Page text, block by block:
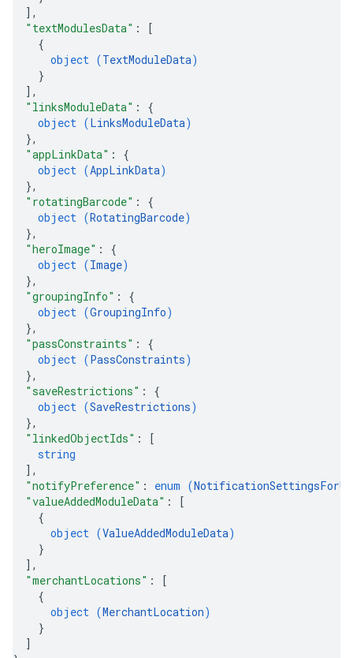
] ,
"textModulesData" :
[
{
object (TextModuleData)
}
] ,
"linksModuleData" : {
object (LinksModuleData)
},
"appLinkData" : {
object (AppLinkData)
},
"rotatingBarcode" : {
object (RotatingBarcode)
},
"heroImage" : {
object (Image)
},
"groupingInfo" : {
object (GroupingInfo)
},
"passConstraints" : {
object (PassConstraints)
},
"saveRestrictions" : {
object (SaveRestrictions)
},
"linkedObjectIds" :
[
string
] ,
"notifyPreference" : enum (
"valueAddedModuleData" :
[
{
object (ValueAddedModuleData)
}
] ,
"merchantLocations" :
[
{
object (MerchantLocation)
}
]